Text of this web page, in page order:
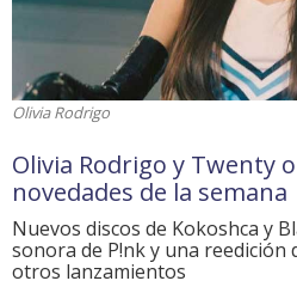
Olivia Rodrigo
Olivia Rodrigo y Twenty
novedades de la semana
Nuevos discos de Kokoshca y
sonora de P!nk y una reedición
otros lanzamientos